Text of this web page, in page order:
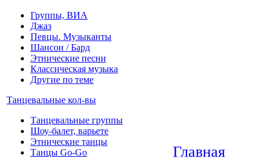
Группы, ВИА
Джаз
Певцы. Музыканты
Шансон / Бард
Этнические песни
Классическая музыка
Другие по теме
Танцевальные кол-вы
Танцевальные группы
Шоу-балет, варьете
Этнические танцы
Танцы Go-Go
Главная